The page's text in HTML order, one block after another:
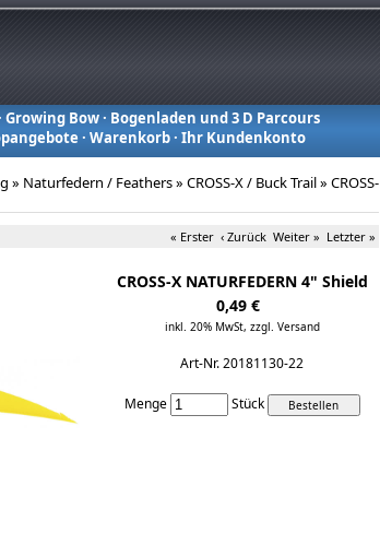
Growing Bow· Bogenladen und 3 D Parcours
· Warenkorb· Ihr Kundenkonto
» Naturfedern / Feathers» CROSS-X / Buck Trail» CROSS-
« Erster ‹ Zurück Weiter » Letzter »
CROSS-X NATURFEDERN 4" Shield
0,49 €
inkl. 20% MwSt, zzgl. Versand
Art-Nr. 20181130-22
Menge Stück